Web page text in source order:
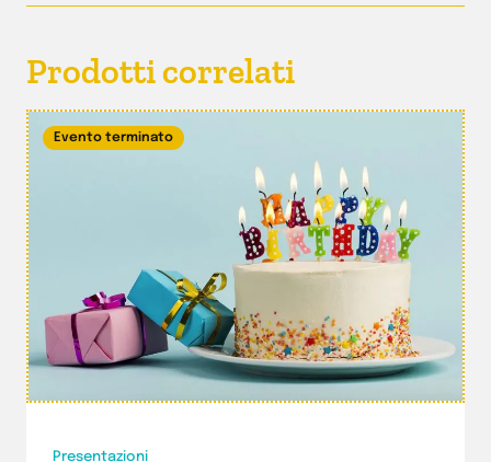
Prodotti correlati
Presentazioni
Evento terminato